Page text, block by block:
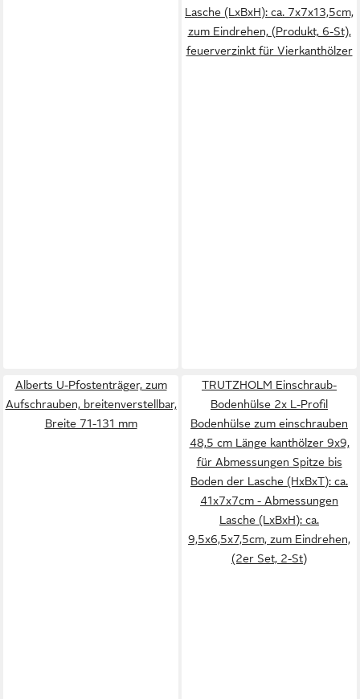
Lasche (LxBxH): ca. 7x7x13,5cm,
zum Eindrehen, (Produkt, 6-St),
feuerverzinkt für Vierkanthölzer
Alberts U-Pfostenträger, zum
Aufschrauben, breitenverstellbar,
Breite 71-131 mm
TRUTZHOLM Einschraub-
Bodenhülse 2x L-Profil
Bodenhülse zum einschrauben
48,5 cm Länge kanthölzer 9x9,
für Abmessungen Spitze bis
Boden der Lasche (HxBxT): ca.
41x7x7cm - Abmessungen
Lasche (LxBxH): ca.
9,5x6,5x7,5cm, zum Eindrehen,
(2er Set, 2-St)